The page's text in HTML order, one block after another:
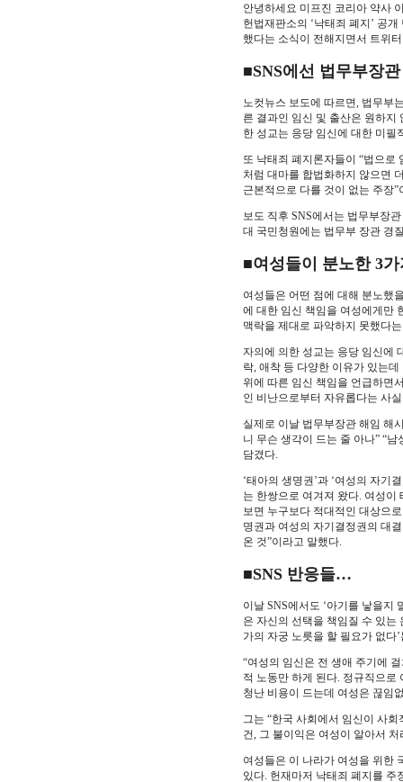
안녕하세요 미프진 코리아 약사
헌법재판소의 ‘낙태죄 폐지’ 공
했다는 소식이 전해지면서 트위
■SNS에선 법무부장
노컷뉴스 보도에 따르면, 법무부
른 결과인 임신 및 출산은 원하지
한 성교는 응당 임신에 대한 미필
또 낙태죄 폐지론자들이 “법으로
처럼 대마를 합법화하지 않으면
근본적으로 다를 것이 없는 주장”
보도 직후 SNS에서는 법무부장
대 국민청원에는 법무부 장관 경
■여성들이 분노한 3가
여성들은 어떤 점에 대해 분노했
에 대한 임신 책임을 여성에게만
맥락을 제대로 파악하지 못했다
자의에 의한 성교는 응당 임신에
락, 애착 등 다양한 이유가 있는
위에 따른 임신 책임을 언급하면
인 비난으로부터 자유롭다는 사
실제로 이날 법무부장관 해임 해
니 무슨 생각이 드는 줄 아나” “
담겼다.
‘태아의 생명권’과 ‘여성의 자기
는 한쌍으로 여겨져 왔다. 여성
보면 누구보다 적대적인 대상으
명권과 여성의 자기결정권의 대
온 것”이라고 말했다.
■SNS 반응들…
이날 SNS에서도 ‘아기를 낳을지
은 자신의 선택을 책임질 수 있는
가의 자궁 노릇을 할 필요가 없다
“여성의 임신은 전 생애 주기에
적 노동만 하게 된다. 정규직으
청난 비용이 드는데 여성은 끊임
그는 “한국 사회에서 임신이 사
건, 그 불이익은 여성이 알아서
여성들은 이 나라가 여성을 위한
있다. 헌재마저 낙태죄 폐지를 주